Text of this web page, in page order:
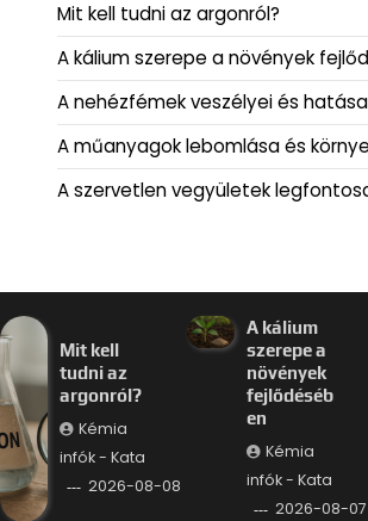
Mit kell tudni az argonról?
A kálium szerepe a növények
A nehézfémek veszélyei és
A műanyagok lebomlása és
A szervetlen vegyületek
Mit kell
tudni az
argonról?
Kémia
infók - Kata
2026-08-08
A kálium
szerepe a
növények
fejlődéséb
en
Kémia
infók - Kata
2026-08-07